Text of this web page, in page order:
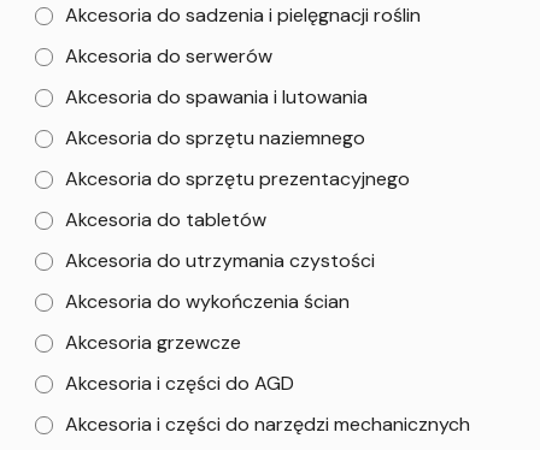
Akcesoria do sadzenia i pielęgnacji roślin
Akcesoria do serwerów
Akcesoria do spawania i lutowania
Akcesoria do sprzętu naziemnego
Akcesoria do sprzętu prezentacyjnego
Akcesoria do tabletów
Akcesoria do utrzymania czystości
Akcesoria do wykończenia ścian
Akcesoria grzewcze
Akcesoria i części do AGD
Akcesoria i części do narzędzi mechanicznych